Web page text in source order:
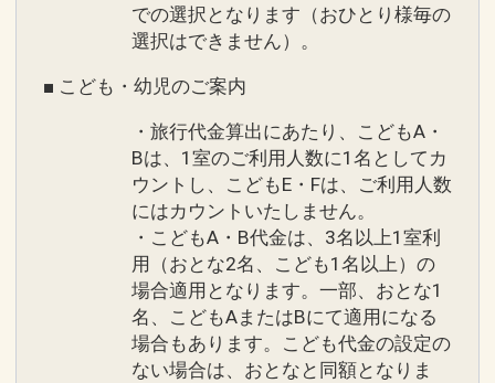
での選択となります（おひとり様毎の
選択はできません）。
■ こども・幼児のご案内
・旅行代金算出にあたり、こどもA・
Bは、1室のご利用人数に1名としてカ
ウントし、こどもE・Fは、ご利用人数
にはカウントいたしません。
・こどもA・B代金は、3名以上1室利
用（おとな2名、こども1名以上）の
場合適用となります。一部、おとな1
名、こどもAまたはBにて適用になる
場合もあります。こども代金の設定の
ない場合は、おとなと同額となりま